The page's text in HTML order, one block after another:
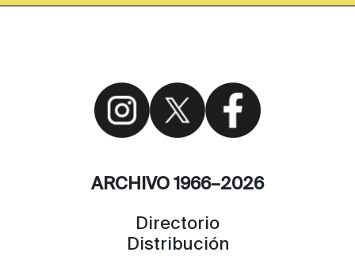
ARCHIVO 1966–2026
Directorio
Distribución